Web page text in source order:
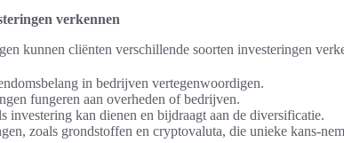
verkennen
kunnen cliënten verschillende soorten investeringen
in bedrijven vertegenwoordigen.
fungeren aan overheden of bedrijven.
investering kan dienen en bijdraagt aan de diversificatie.
zoals grondstoffen en cryptovaluta, die unieke kans-